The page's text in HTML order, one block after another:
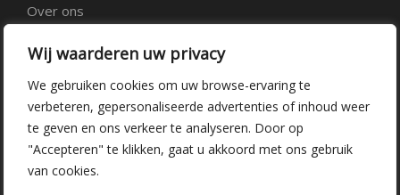
Wij waarderen uw privacy
We gebruiken cookies om uw browse-ervaring te
verbeteren, gepersonaliseerde advertenties of inhoud weer
te geven en ons verkeer te analyseren. Door op
"Accepteren" te klikken, gaat u akkoord met ons gebruik
van cookies.
Over ons
Vacatures
Contact
Kwekerij Delfgauw
Vrederustlaan 10